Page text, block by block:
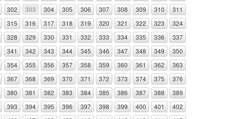
302 303 304 305 306 307 308 309 310
311
315 316 317 318 319 320 321 322 323
324
328 329 330 331 332 333 334 335 336
337
341 342 343 344 345 346 347 348 349
350
354 355 356 357 358 359 360 361 362
363
367 368 369 370 371 372 373 374 375
376
380 381 382 383 384 385 386 387 388
389
393 394 395 396 397 398 399 400 401
402